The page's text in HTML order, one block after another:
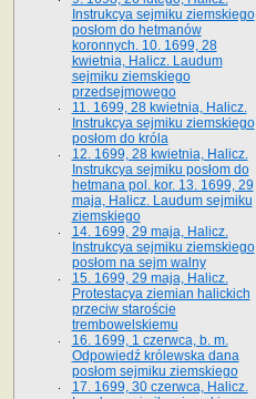
Instrukcya sejmiku ziemskiego
posłom do hetmanów
koronnych. 10. 1699, 28
kwietnia, Halicz. Laudum
sejmiku ziemskiego
przedsejmowego
11. 1699, 28 kwietnia, Halicz.
Instrukcya sejmiku ziemskiego
posłom do króla
12. 1699, 28 kwietnia, Halicz.
Instrukcya sejmiku posłom do
hetmana pol. kor. 13. 1699, 29
maja, Halicz. Laudum sejmiku
ziemskiego
14. 1699, 29 maja, Halicz.
Instrukcya sejmiku ziemskiego
posłom na sejm walny
15. 1699, 29 maja, Halicz.
Protestacya ziemian halickich
przeciw staroście
trembowelskiemu
16. 1699, 1 czerwca, b. m.
Odpowiedź królewska dana
posłom sejmiku ziemskiego
17. 1699, 30 czerwca, Halicz.